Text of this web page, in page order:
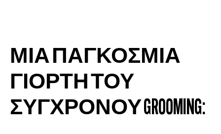
ΜΙΑ ΠΑΓΚΟΣΜΙΑ
ΓΙΟΡΤΗ ΤΟΥ
ΣΥΓΧΡΟΝΟΥ GROOMING: